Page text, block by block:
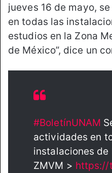
jueves 16 de mayo,
en todas las
estudios en la Zona
de México”, dice un
#BoletínUNAM
actividades en
instalaciones de
ZMVM > https://